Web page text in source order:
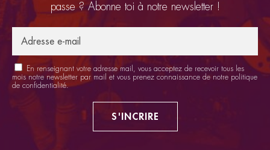
passe ? Abonne toi à notre newsletter !
En renseignant votre adresse mail, vous acceptez de recevoir tous les
mois notre newsletter par mail et vous prenez connaissance de notre politique
de confidentialité.
S'INCRIRE